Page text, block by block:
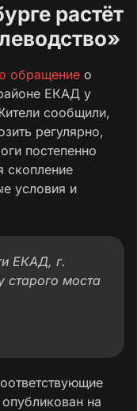
растёт
обращение о
ЕКАД у
сообщили,
регулярно,
постепенно
скопление
условия и
ЕКАД, г.
старого моста
на